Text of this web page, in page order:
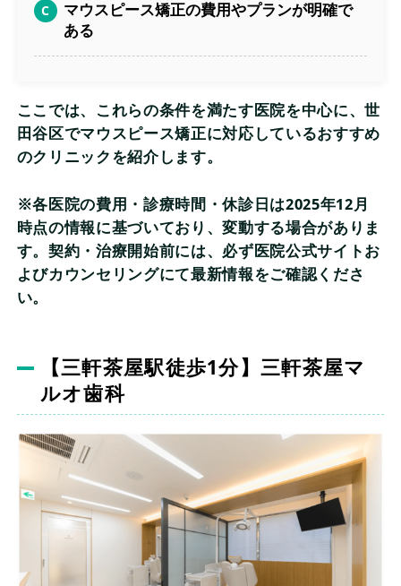
マウスピース矯正の費用やプランが明確で
ある
ここでは、これらの条件を満たす医院を中心に、世
田谷区でマウスピース矯正に対応しているおすすめ
のクリニックを紹介します。
※各医院の費用・診療時間・休診日は2025年12月
時点の情報に基づいており、変動する場合がありま
す。契約・治療開始前には、必ず医院公式サイトお
よびカウンセリングにて最新情報をご確認くださ
い。
【三軒茶屋駅徒歩1分】三軒茶屋マ
ルオ歯科